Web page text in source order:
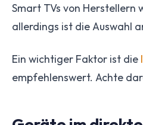
Smart TVs von Herstellern
allerdings ist die Auswahl
Ein wichtiger Faktor ist die
empfehlenswert. Achte